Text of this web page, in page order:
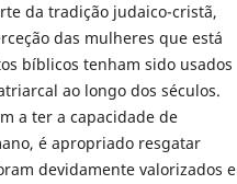
da tradição judaico-cristã,
das mulheres que está
bíblicos tenham sido usados
ao longo dos séculos.
a ter a capacidade de
é apropriado resgatar
devidamente valorizados e